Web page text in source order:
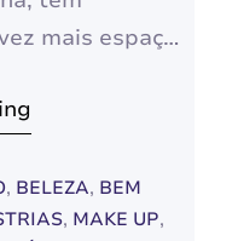
mais espaço
para
da prática
, BELEZA, BEM
, MAKE UP